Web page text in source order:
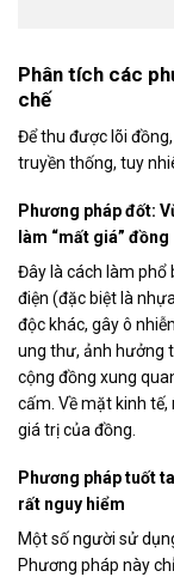
Phân tích các
chế
Để thu được lõi
truyền thống, tuy
Phương pháp đốt:
làm “mất giá” đồng
Đây là cách làm phổ
điện (đặc biệt là
độc khác, gây ô
ung thư, ảnh hưởng
cộng đồng xung
cấm. Về mặt kinh
giá trị của đồng.
Phương pháp tuốt
rất nguy hiểm
Một số người sử
Phương pháp này